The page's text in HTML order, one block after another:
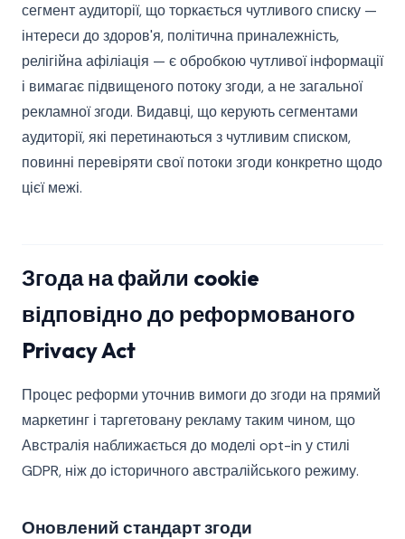
сегмент аудиторії, що торкається чутливого списку —
інтереси до здоров'я, політична приналежність,
релігійна афіліація — є обробкою чутливої інформації
і вимагає підвищеного потоку згоди, а не загальної
рекламної згоди. Видавці, що керують сегментами
аудиторії, які перетинаються з чутливим списком,
повинні перевіряти свої потоки згоди конкретно щодо
цієї межі.
Згода на файли cookie
відповідно до реформованого
Privacy Act
Процес реформи уточнив вимоги до згоди на прямий
маркетинг і таргетовану рекламу таким чином, що
Австралія наближається до моделі opt-in у стилі
GDPR, ніж до історичного австралійського режиму.
Оновлений стандарт згоди